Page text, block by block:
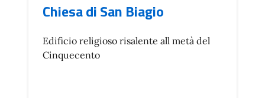
Chiesa di San Biagio
Edificio religioso risalente all metà del
Cinquecento